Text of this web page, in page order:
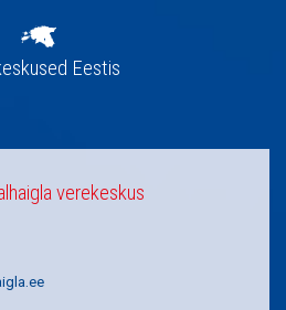
Eestis
verekeskus